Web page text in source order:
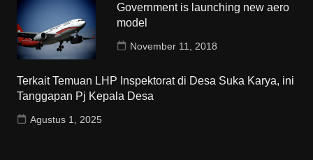
Government is launching new aero
model
November 11, 2018
Terkait Temuan LHP Inspektorat di Desa Suka Karya, ini
Tanggapan Pj Kepala Desa
Agustus 1, 2025